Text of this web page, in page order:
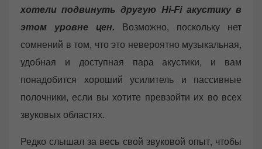
хотели подвинуть другую Hi-Fi акустику в
этом уровне цен. Возможно, поскольку нет
сомнений в том, что это невероятно музыкальная,
удобная и доступная пара акустики, и вам
понадобится хороший усилитель и пассивные
полочники, если вы хотите превзойти их во всех
звуковых областях.
Редко слышал за весь свой звуковой опыт, чтобы